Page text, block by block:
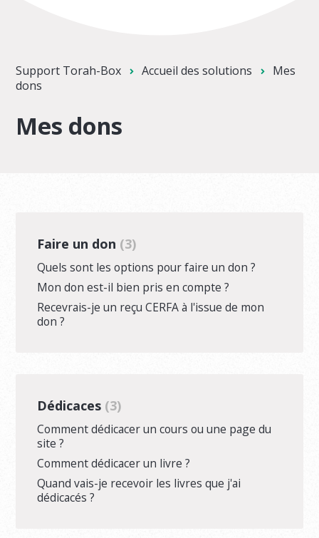
Support Torah-Box Accueil des solutions
Mes
dons
Mes dons
Faire un don 3
Quels sont les options pour faire un don ?
Mon don est-il bien pris en compte ?
Recevrais-je un reçu CERFA à l'issue de mon
don ?
Dédicaces 3
Comment dédicacer un cours ou une page du
site ?
Comment dédicacer un livre ?
Quand vais-je recevoir les livres que j'ai
dédicacés ?